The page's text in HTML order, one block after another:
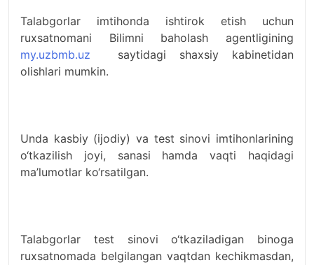
Talabgorlar imtihonda ishtirok etish uchun
ruxsatnomani Bilimni baholash agentligining
my.uzbmb.uz saytidagi shaxsiy kabinetidan
olishlari mumkin.
Unda kasbiy (ijodiy) va test sinovi imtihonlarining
o‘tkazilish joyi, sanasi hamda vaqti haqidagi
ma’lumotlar ko‘rsatilgan.
Talabgorlar test sinovi o‘tkaziladigan binoga
ruxsatnomada belgilangan vaqtdan kechikmasdan,